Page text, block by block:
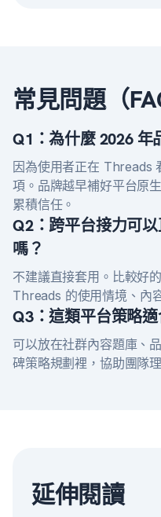
常見問題（
Q1：為什麼 2026 年
因為使用者正在 Threads
項。品牌越早補好平台原
累積信任。
Q2：跨平台接力可
嗎？
不建議直接套用。比較好
Threads 的使用情境、內
Q3：這類平台策略
可以放在社群內容題庫、
碑策略規劃裡，協助團隊
延伸閱讀